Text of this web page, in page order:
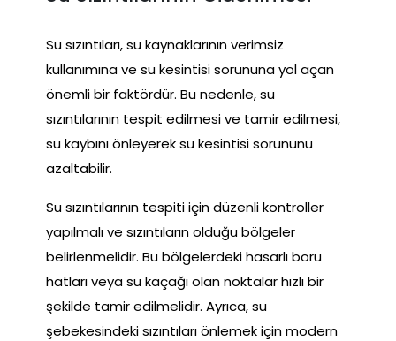
Su sızıntıları, su kaynaklarının verimsiz
kullanımına ve su kesintisi sorununa yol açan
önemli bir faktördür. Bu nedenle, su
sızıntılarının tespit edilmesi ve tamir edilmesi,
su kaybını önleyerek su kesintisi sorununu
azaltabilir.
Su sızıntılarının tespiti için düzenli kontroller
yapılmalı ve sızıntıların olduğu bölgeler
belirlenmelidir. Bu bölgelerdeki hasarlı boru
hatları veya su kaçağı olan noktalar hızlı bir
şekilde tamir edilmelidir. Ayrıca, su
şebekesindeki sızıntıları önlemek için modern